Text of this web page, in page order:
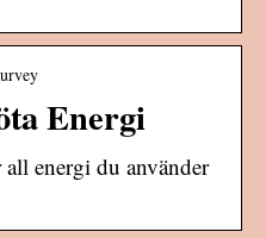
Energi
energi du använder